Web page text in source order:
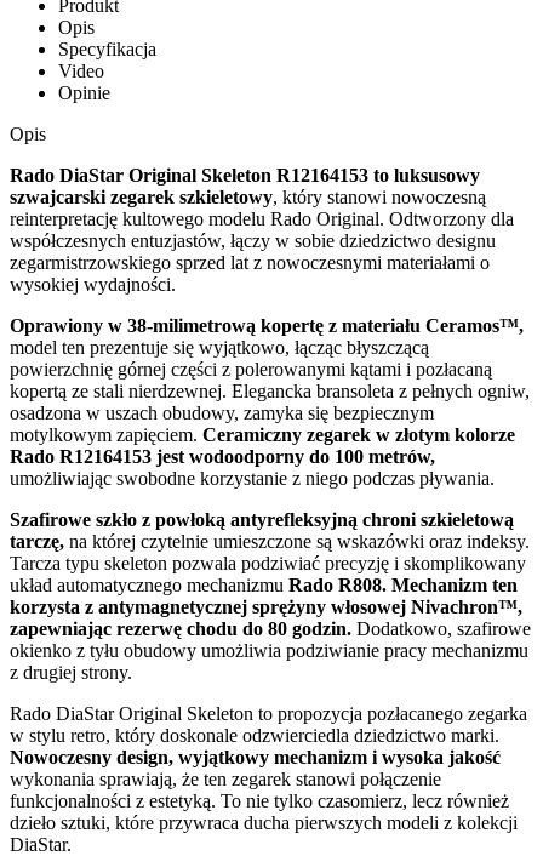
Produkt
Opis
Specyfikacja
Video
Opinie
Opis
Rado DiaStar Original Skeleton R12164153 to luksusowy
szwajcarski zegarek szkieletowy, który stanowi nowoczesną
reinterpretację kultowego modelu Rado Original. Odtworzony dla
współczesnych entuzjastów, łączy w sobie dziedzictwo designu
zegarmistrzowskiego sprzed lat z nowoczesnymi materiałami o
wysokiej wydajności.
Oprawiony w 38-milimetrową kopertę z materiału Ceramos™,
model ten prezentuje się wyjątkowo, łącząc błyszczącą
powierzchnię górnej części z polerowanymi kątami i pozłacaną
kopertą ze stali nierdzewnej. Elegancka bransoleta z pełnych ogniw,
osadzona w uszach obudowy, zamyka się bezpiecznym
motylkowym zapięciem. Ceramiczny zegarek w złotym kolorze
Rado R12164153 jest wodoodporny do 100 metrów,
umożliwiając swobodne korzystanie z niego podczas pływania.
Szafirowe szkło z powłoką antyrefleksyjną chroni szkieletową
tarczę, na której czytelnie umieszczone są wskazówki oraz indeksy.
Tarcza typu skeleton pozwala podziwiać precyzję i skomplikowany
układ automatycznego mechanizmu Rado R808. Mechanizm ten
korzysta z antymagnetycznej sprężyny włosowej Nivachron™,
zapewniając rezerwę chodu do 80 godzin. Dodatkowo, szafirowe
okienko z tyłu obudowy umożliwia podziwianie pracy mechanizmu
z drugiej strony.
Rado DiaStar Original Skeleton to propozycja pozłacanego zegarka
w stylu retro, który doskonale odzwierciedla dziedzictwo marki.
Nowoczesny design, wyjątkowy mechanizm i wysoka jakość
wykonania sprawiają, że ten zegarek stanowi połączenie
funkcjonalności z estetyką. To nie tylko czasomierz, lecz również
dzieło sztuki, które przywraca ducha pierwszych modeli z kolekcji
DiaStar.